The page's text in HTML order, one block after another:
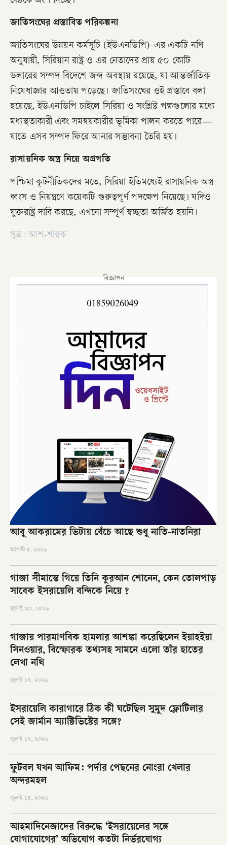
জাতিসংঘের প্রস্তাবিত পরিকল্পনা
জাতিসংঘের উন্নয়ন কর্মসূচি (ইউএনডিপি)-এর একটি নথি
অনুযায়ী, সিরিয়ান রাষ্ট্র ও এর নেতাদের প্রায় ৫০ কোটি
ডলারের সম্পদ বিদেশে জব্দ অবস্থায় রয়েছে, যা আন্তর্জাতিক
নিষেধাজ্ঞার আওতায় পড়েছে। জাতিসংঘের ওই প্রস্তাবে বলা
হয়েছে, ইউএনডিপি চাইলে সিরিয়া ও সংশ্লিষ্ট পক্ষগুলোর মধ্যে
মধ্যস্থতাকারী এবং সমন্বয়কারীর ভূমিকা পালন করতে পারে—
যাতে এসব সম্পদ ফিরে আনার সম্ভাবনা তৈরি হয়।
রাসায়নিক অস্ত্র নিয়ে অগ্রগতি
পশ্চিমা কূটনীতিকদের মতে, সিরিয়া ইতিমধ্যেই রাসায়নিক অস্ত্র
ধ্বংস ও নিয়ন্ত্রণে কয়েকটি গুরুত্বপূর্ণ পদক্ষেপ নিয়েছে। যদিও
যুক্তরাষ্ট্র দাবি করছে, এখনো সম্পূর্ণ স্বচ্ছতা অর্জিত হয়নি।
সূত্র: আশ-শারক
বিজ্ঞাপন
আবু আকরামের ভিটায় বেঁচে আছে শুধু নাতি-নাতনিরা
আগস্ট ৪, ২০২৬
গাজা সীমান্তে গিয়ে তিনি কুরআন শোনেন, কেন তোলপাড়
সাবেক ইসরায়েলি বন্দিকে নিয়ে ?
জুলাই ৩০, ২০২৬
গাজায় পারমাণবিক হামলার আশঙ্কা করেছিলেন ইয়াহইয়া
সিনওয়ার, বিস্ফোরক তথ্যসহ সামনে এলো তাঁর হাতের
লেখা নথি
জুলাই ১৭, ২০২৬
ইসরায়েলি কারাগারে ঠিক কী ঘটেছিল সুমুদ ফ্লোটিলার
সেই জার্মান অ্যাক্টিভিস্টের সঙ্গে?
জুলাই ১৭, ২০২৬
ফুটবল যখন আফিম: পর্দার পেছনের নোংরা খেলার
অন্দরমহল
জুলাই ১৪, ২০২৬
আহমাদিনেজাদের বিরুদ্ধে ‘ইসরায়েলের সঙ্গে
যোগাযোগের’ অভিযোগ কতটা নির্ভরযোগ্য